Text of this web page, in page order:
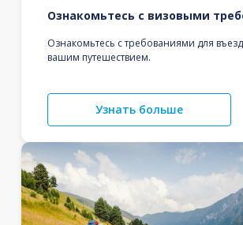
Ознакомьтесь с визовыми
Ознакомьтесь с требованиями для
вашим путешествием.
Узнать больше